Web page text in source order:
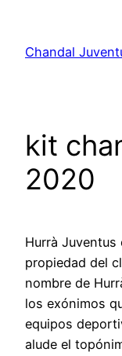
contenido
Chandal
kit
2020
Hurrà
propiedad del
nombre de
los exónimos
equipos
alude el